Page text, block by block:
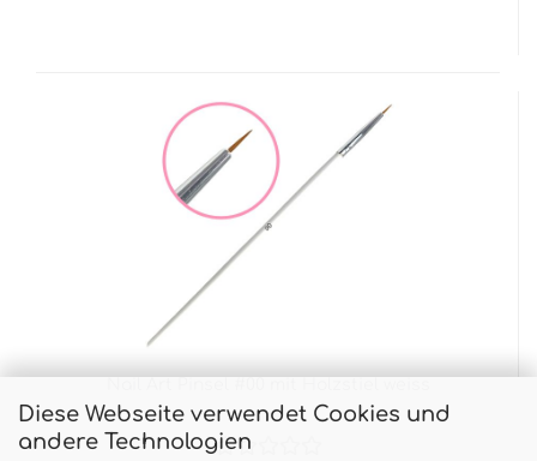
Diese Webseite verwendet Cookies und
andere Technologien